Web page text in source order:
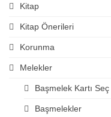
Kitap
Kitap Önerileri
Korunma
Melekler
Başmelek Kartı Seç
Başmelekler